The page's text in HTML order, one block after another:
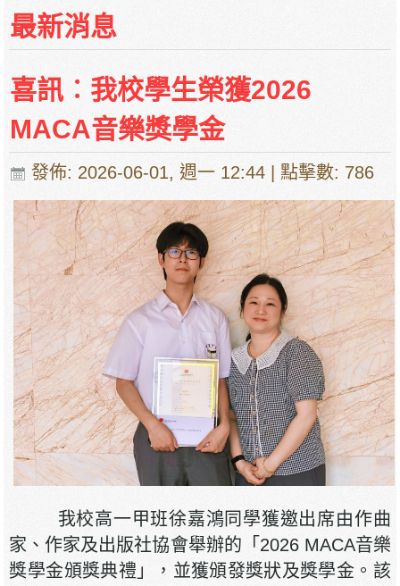
項目
培華中學收費項目一覽表
最新消息
喜訊︰我校學生榮獲2026
MACA音樂獎學金
發佈: 2026-06-01, 週一 12:44 | 點擊數: 786
我校高一甲班徐嘉鴻同學獲邀出席由作曲
家、作家及出版社協會舉辦的「2026 MACA音樂
獎學金頒獎典禮」，並獲頒發獎狀及獎學金。該